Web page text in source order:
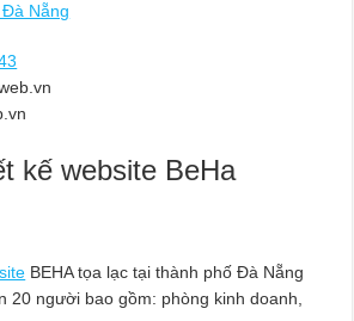
Nẵng
kế website BeHa
BEHA tọa lạc tại thành phố Đà Nẵng
20 người bao gồm: phòng kinh doanh,